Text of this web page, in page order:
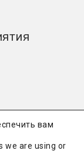
вам
we are using or